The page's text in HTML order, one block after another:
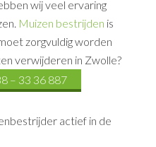
wij veel ervaring
Muizen bestrijden is
zorgvuldig worden
verwijderen in Zwolle?
– 33 36 887
actief in de